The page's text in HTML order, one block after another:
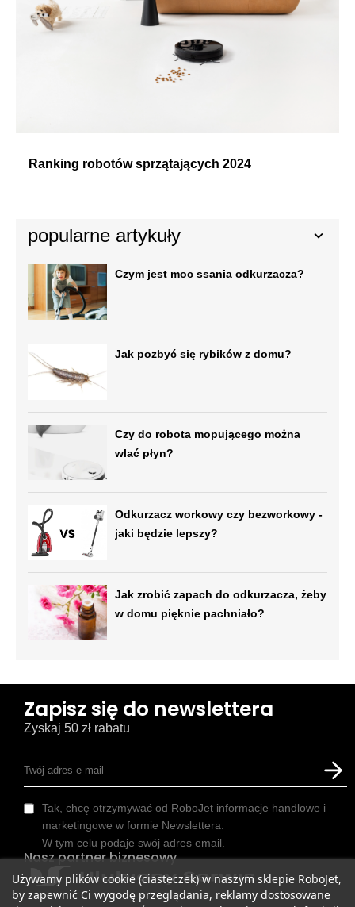
popularne artykuły
Czym jest moc ssania odkurzacza?
Jak pozbyć się rybików z domu?
Czy do robota mopującego można
wlać płyn?
Odkurzacz workowy czy bezworkowy -
jaki będzie lepszy?
Jak zrobić zapach do odkurzacza, żeby
w domu pięknie pachniało?
Ranking robotów sprzątających 2024
Używamy plików cookie (ciasteczek) w naszym sklepie RoboJet,
by zapewnić Ci wygodę przeglądania, reklamy dostosowane
Zapisz się do newslettera
Zyskaj 50 zł rabatu
Tak, chcę otrzymywać od RoboJet informacje handlowe i
marketingowe w formie Newslettera.
W tym celu podaje swój adres email.
Nasz partner biznesowy